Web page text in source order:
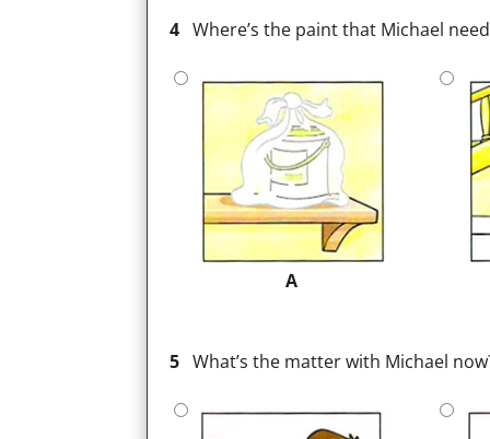
4 Where’s the paint that Michael
A
5 What’s the matter with Michael